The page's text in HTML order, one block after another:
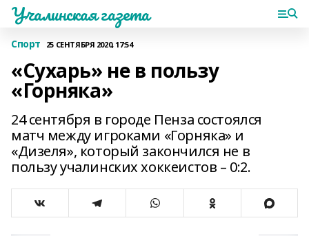
Учалинская газета
Спорт 25 СЕНТЯБРЯ 2020, 17:54
«Сухарь» не в пользу
«Горняка»
24 сентября в городе Пенза состоялся
матч между игроками «Горняка» и
«Дизеля», который закончился не в
пользу учалинских хоккеистов – 0:2.